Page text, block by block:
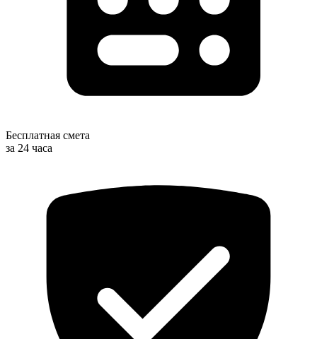
Бесплатная смета
за 24 часа